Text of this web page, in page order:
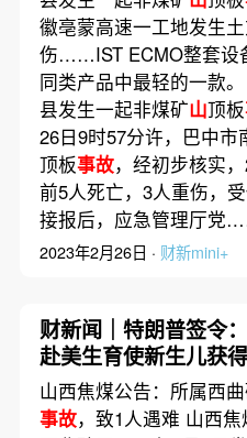
徽亳蒙高速一工地发生
伤……IST ECMO整套设
同类产品中最轻的一款
县发生一起非煤矿山顶板
26日9时57分许，巴中
顶板事故，经初步核实
前5人死亡，3人重伤，
接报后，应急管理厅党
2023年2月26日 · 财新mini+
财新闻｜特朗普签令
赴美生育使新生儿获
公民身份的“生育旅游
山西焦煤公告：所属西
事故，致1人遇难 山西